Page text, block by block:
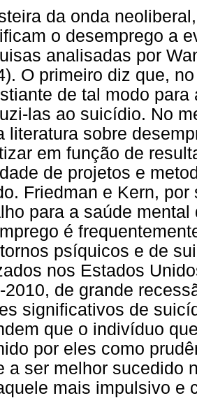
da onda
o desemprego a
analisadas por
O primeiro diz que,
de tal modo
las ao suicídio. No
literatura sobre
em função de
de projetos e
Friedman e Kern,
para a saúde
é
psíquicos e de
nos Estados
2010, de grande
significativos de
que o indivíduo
por eles como
a ser melhor sucedido
mais impulsivo e